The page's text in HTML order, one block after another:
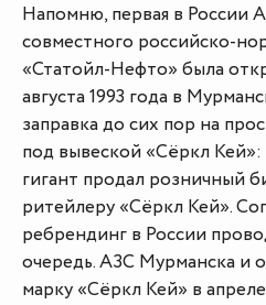
Напомню, первая в России
совместного российско-
«Статойл-Нефто» была
августа 1993 года в
заправка до сих пор на
под вывеской «Сёркл
гигант продал розничный
ритейлеру «Сёркл Кей».
ребрендинг в России
очередь. АЗС Мурманска и
марку «Сёркл Кей» в апреле